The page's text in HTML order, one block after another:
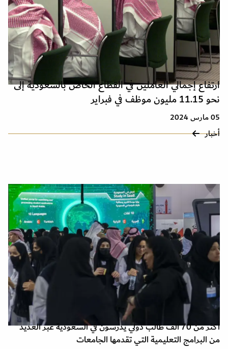
ارتفاع إجمالي العاملين في القطاع الخاص بالسعودية إلى
نحو 11.15 مليون موظف في فبراير
05 مارس 2024
أخبار
أكثر من 70 ألف طالب دولي يدرسون في السعودية عبر العديد
من البرامج التعليمية التي تقدمها الجامعات